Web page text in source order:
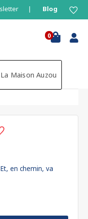
Blog
0
La Maison Auzou
en chemin, va